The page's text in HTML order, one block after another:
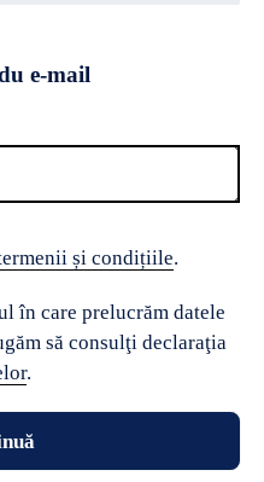
e-mail
și condițiile.
în care prelucrăm datele
să consulţi declaraţia
.